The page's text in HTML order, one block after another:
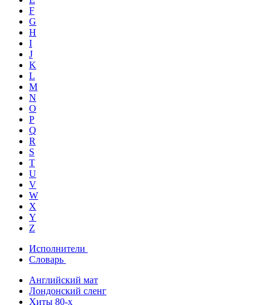
F
G
H
I
J
K
L
M
N
O
P
Q
R
S
T
U
V
W
X
Y
Z
Исполнители
Словарь
Английский мат
Лондонский сленг
Хиты 80-х